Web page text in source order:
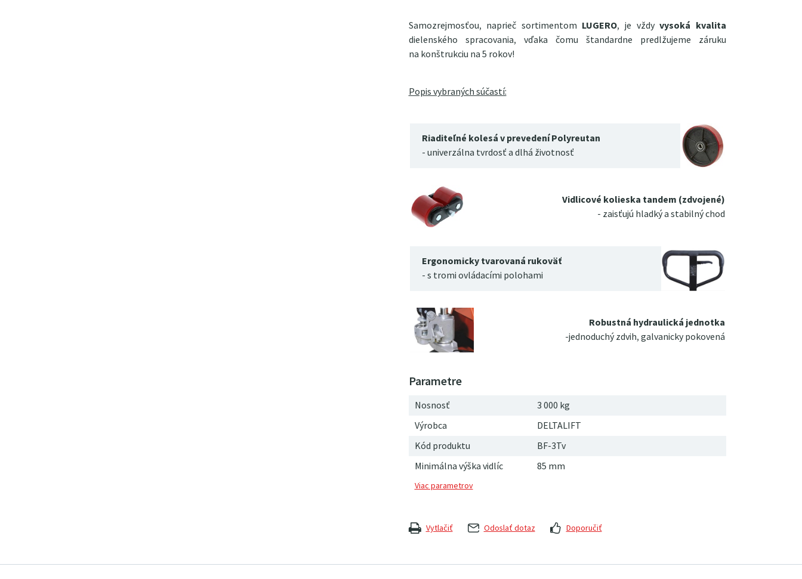
Samozrejmosťou, naprieč sortimentom LUGERO, je vždyvysoká kvalita
dielenského spracovania, vďaka čomu štandardne predlžujeme záruku
na konštrukciu na 5 rokov!
Popis vybraných súčastí:
Riaditeľné kolesá v prevedení Polyreutan
- univerzálna tvrdosť a dlhá životnosť
Vidlicové kolieska tandem (zdvojené)
- zaisťujú hladký a stabilný chod
Ergonomicky tvarovaná rukoväť
- s tromi ovládacími polohami
Robustná hydraulická jednotka
-jednoduchý zdvih, galvanicky pokovená
Nosnosť
3 000 kg
Výrobca
DELTALIFT
Kód produktu
BF-3Tv
Minimálna výška vidlíc 85 mm
Vytlačiť Odoslať dotaz Doporučiť